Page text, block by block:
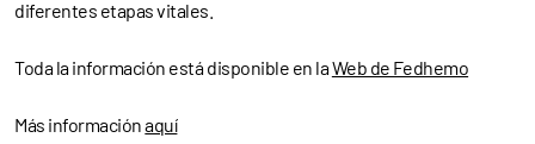
diferentes etapas vitales.
Toda la información está disponible en laWeb de Fedhemo
Más informaciónaquí